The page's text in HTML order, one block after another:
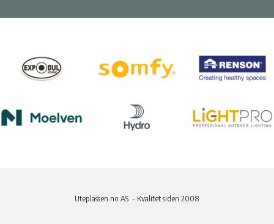
Uteplassen.no AS - Kvalitet siden 2008